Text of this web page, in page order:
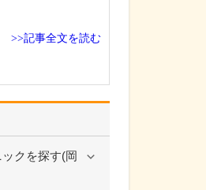
クを探す(岡
>>記事全文を読む